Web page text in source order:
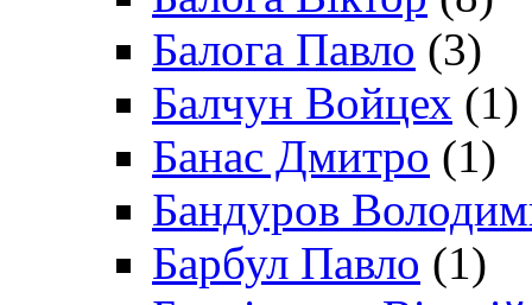
Балога Павло (3)
Балчун Войцех (1)
Банас Дмитро (1)
Бандуров
Барбул Павло (1)